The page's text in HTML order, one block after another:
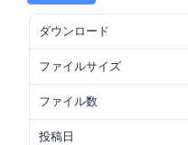
ダウンロード
ファイルサイズ
ファイル数
投稿日